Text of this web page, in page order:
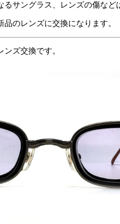
るサングラス、レンズの傷など
のレンズに交換になります。
ズ交換です。